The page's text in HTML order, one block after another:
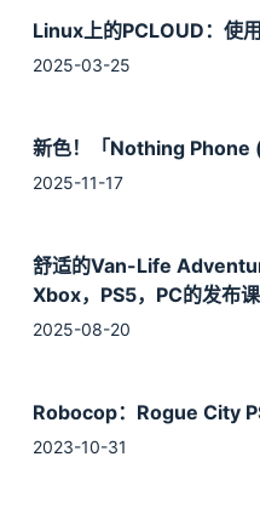
Linux上的PCLOUD：使
2025-03-25
新色！「Nothing Phone
2025-11-17
舒适的Van-Life
Xbox，PS5，PC的发布
2025-08-20
Robocop：Rogue City
2023-10-31